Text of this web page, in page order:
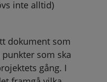
inte alltid)
dokument som
som ska
gång. I